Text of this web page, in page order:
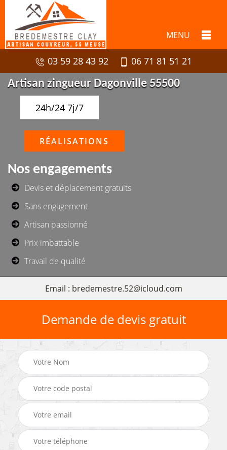
MENU
03 59 28 43 92
06 71 81 51 21
Artisan zingueur Dagonville 55500
24h/24 7j/7
RÉALISATIONS
Nos engagements
Devis et déplacement gratuits
Sans engagement
Artisan passionné
Prix imbattable
Travail de qualité
Email : bredemestre.52@icloud.com
Demande de devis gratuit